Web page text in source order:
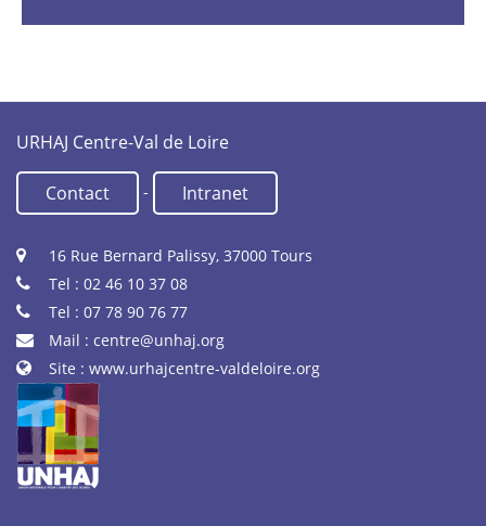
URHAJ Centre-Val de Loire
Contact - Intranet
16 Rue Bernard Palissy, 37000 Tours
Tel : 02 46 10 37 08
Tel : 07 78 90 76 77
Mail : centre@unhaj.org
Site : www.urhajcentre-valdeloire.org